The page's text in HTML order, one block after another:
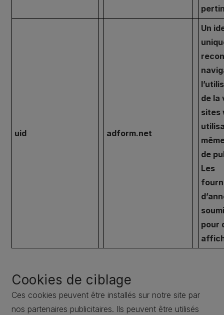
uid adform.net
Un
de la
sites
de
Les
pour
Cookies de ciblage
Ces cookies peuvent être installés sur notre site par
nos partenaires publicitaires. Ils peuvent être utilisés